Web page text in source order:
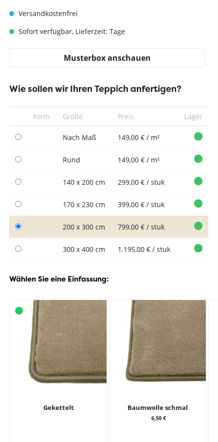
Versandkostenfrei
Sofort verfügbar, Lieferzeit: Tage
Musterbox anschauen
Wie sollen wir Ihren Teppich anfertigen?
Form Größe Preis Lager
Nach Maß 149,00 € / m²
Rund 149,00 € / m²
140 x 200 cm 299,00 € / stuk
170 x 230 cm 399,00 € / stuk
200 x 300 cm 799,00 € / stuk
300 x 400 cm 1.195,00 € / stuk
Wählen Sie eine Einfassung:
Gekettelt Baumwolle schmal
6,50 €